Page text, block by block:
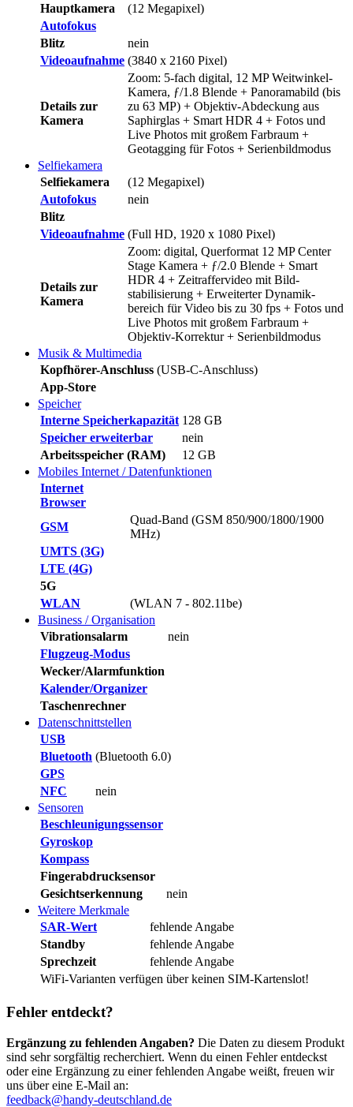
Hauptkamera
(12 Megapixel)
Autofokus
Blitz
nein
Videoaufnahme (3840 x 2160 Pixel)
Details zur
Kamera
Zoom: 5-fach digital, 12 MP Weitwinkel-
Kamera, ƒ/1.8 Blende + Panoramabild (bis
zu 63 MP) + Objektiv-Abdeckung aus
Saphirglas + Smart HDR 4 + Fotos und
Live Photos mit großem Farbraum +
Geotagging für Fotos + Serienbildmodus
Selfiekamera
Selfiekamera
(12 Megapixel)
Autofokus
nein
Blitz
Videoaufnahme (Full HD, 1920 x 1080 Pixel)
Details zur
Kamera
Zoom: digital, Querformat 12 MP Center
Stage Kamera + ƒ/2.0 Blende + Smart
HDR 4 + Zeitraffervideo mit Bild­
stabilisierung + Erweiterter Dynamik­
bereich für Video bis zu 30 fps + Fotos und
Live Photos mit großem Farb­raum +
Objektiv-Korrektur + Serienbildmodus
Musik & Multimedia
Kopfhörer-Anschluss (USB-C-Anschluss)
App-Store
Speicher
Interne Speicherkapazität 128 GB
Speicher erweiterbar
nein
Arbeitsspeicher (RAM)
12 GB
Mobiles Internet / Datenfunktionen
Internet
Browser
GSM
Quad-Band (GSM 850/900/1800/1900
MHz)
UMTS (3G)
LTE (4G)
5G
WLAN
(WLAN 7 - 802.11be)
Business / Organisation
Vibrationsalarm
nein
Flugzeug-Modus
Wecker/Alarmfunktion
Kalender/Organizer
Taschenrechner
Datenschnittstellen
USB
Bluetooth (Bluetooth 6.0)
GPS
NFC
nein
Sensoren
Beschleunigungssensor
Gyroskop
Kompass
Fingerabdrucksensor
Gesichtserkennung
nein
Weitere Merkmale
SAR-Wert
fehlende Angabe
Standby
fehlende Angabe
Sprechzeit
fehlende Angabe
WiFi-Varianten verfügen über keinen SIM-Kartenslot!
Fehler entdeckt?
Ergänzung zu fehlenden Angaben? Die Daten zu diesem Produkt
sind sehr sorgfältig recherchiert. Wenn du einen Fehler entdeckst
oder eine Ergänzung zu einer fehlenden Angabe weißt, freuen wir
uns über eine E-Mail an:
feedback@handy-deutschland.de